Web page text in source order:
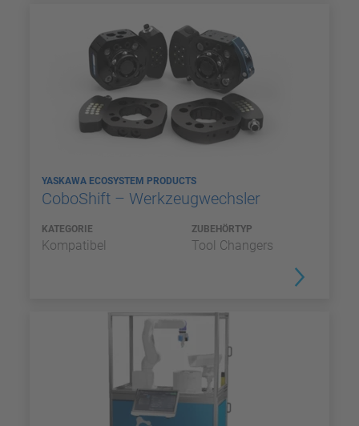
YASKAWA ECOSYSTEM PRODUCTS
CoboShift – Werkzeugwechsler
KATEGORIE
Kompatibel
ZUBEHÖRTYP
Tool Changers